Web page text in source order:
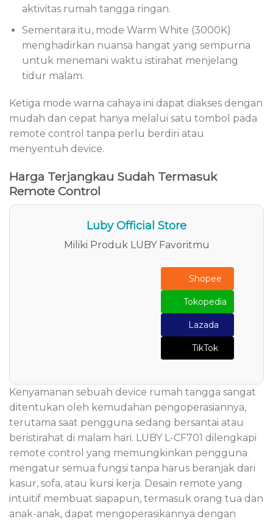
aktivitas rumah tangga ringan.
Sementara itu, mode Warm White (3000K)
menghadirkan nuansa hangat yang sempurna
untuk menemani waktu istirahat menjelang
tidur malam.
Ketiga mode warna cahaya ini dapat diakses dengan
mudah dan cepat hanya melalui satu tombol pada
remote control tanpa perlu berdiri atau
menyentuh device.
Harga Terjangkau Sudah Termasuk
Remote Control
Luby Official Store
Miliki Produk LUBY Favoritmu
Shopee
Tokopedia
Lazada
TikTok
Kenyamanan sebuah device rumah tangga sangat
ditentukan oleh kemudahan pengoperasiannya,
terutama saat pengguna sedang bersantai atau
beristirahat di malam hari. LUBY L-CF701 dilengkapi
remote control yang memungkinkan pengguna
mengatur semua fungsi tanpa harus beranjak dari
kasur, sofa, atau kursi kerja. Desain remote yang
intuitif membuat siapapun, termasuk orang tua dan
anak-anak, dapat mengoperasikannya dengan